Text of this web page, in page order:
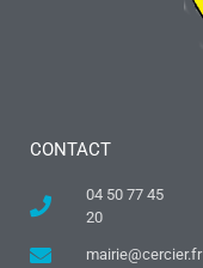
CONTACT
04 50 77 45
20
mairie@cercier.fr